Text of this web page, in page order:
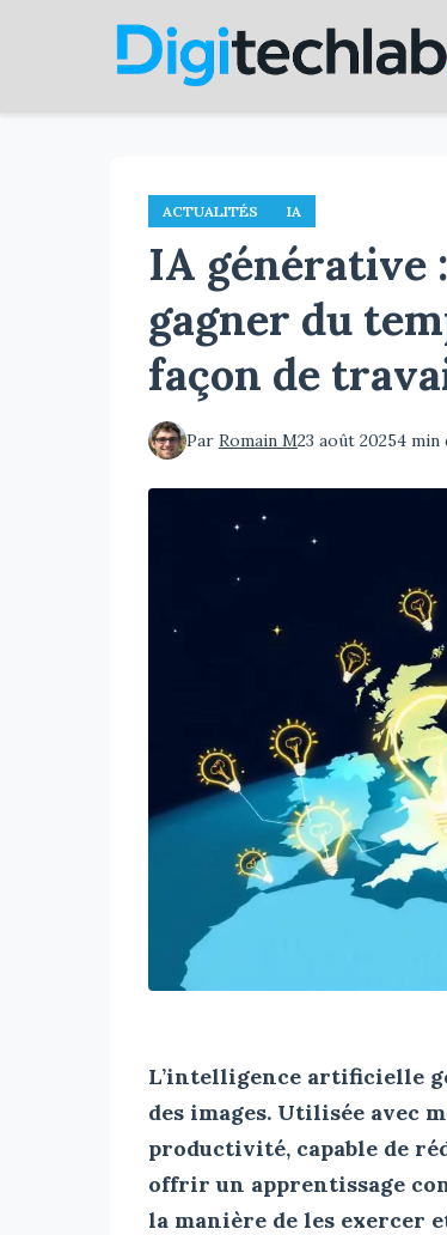
ACTUALITÉS IA
IA générative
gagner du
façon de
Par Romain M23 août 20254 min
L’intelligence artificielle
des images. Utilisée avec
productivité, capable de
offrir un apprentissage
la manière de les exercer